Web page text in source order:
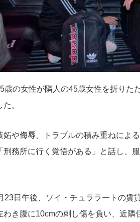
歳の女性が隣人の45歳女性を折りた
。
妬や侮辱、トラブルの積み重ねによ
刑務所に行く覚悟がある」と話し、
23日午後、ソイ・チュララートの賃
わき腹に10cmの刺し傷を負い、近隣